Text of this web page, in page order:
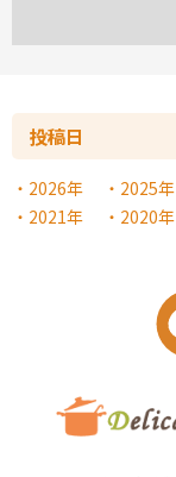
投稿日
2026年 2025年
2021年
2020年